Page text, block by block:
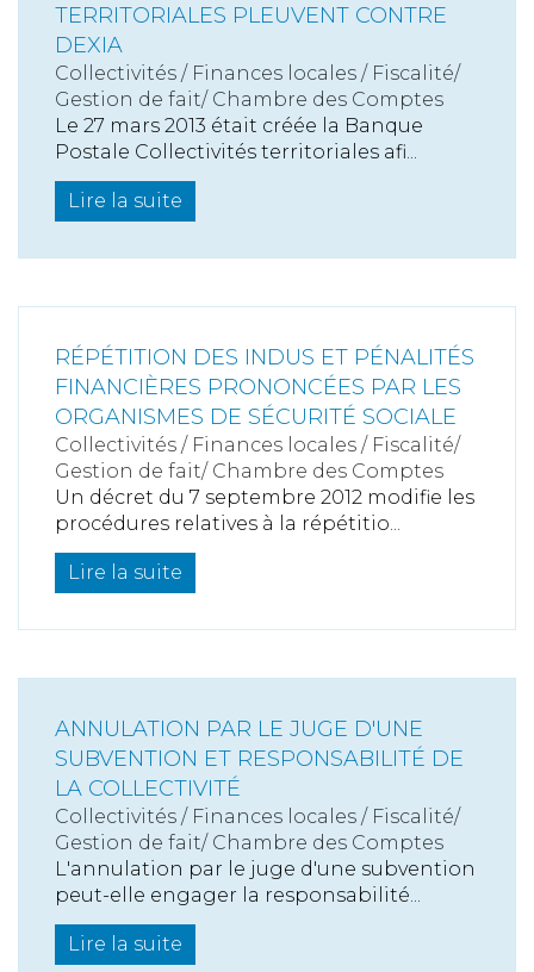
TERRITORIALES PLEUVENT CONTRE
DEXIA
Collectivités / Finances locales / Fiscalité/
Gestion de fait/ Chambre des Comptes
Le 27 mars 2013 était créée la Banque
Postale Collectivités territoriales afi...
Lire la suite
RÉPÉTITION DES INDUS ET PÉNALITÉS
FINANCIÈRES PRONONCÉES PAR LES
ORGANISMES DE SÉCURITÉ SOCIALE
Collectivités / Finances locales / Fiscalité/
Gestion de fait/ Chambre des Comptes
Un décret du 7 septembre 2012 modifie les
procédures relatives à la répétitio...
Lire la suite
ANNULATION PAR LE JUGE D'UNE
SUBVENTION ET RESPONSABILITÉ DE
LA COLLECTIVITÉ
Collectivités / Finances locales / Fiscalité/
Gestion de fait/ Chambre des Comptes
L'annulation par le juge d'une subvention
peut-elle engager la responsabilité...
Lire la suite